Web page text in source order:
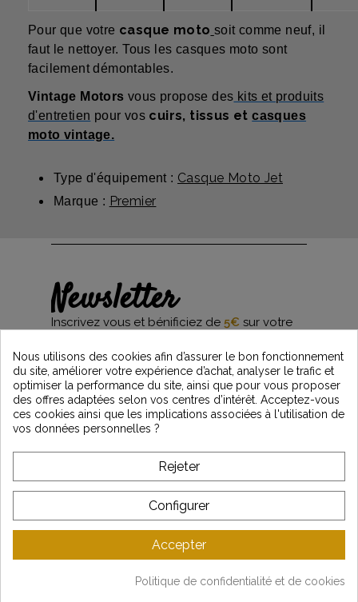
Pour que votre casque moto soit comme neuf, il
faut le nettoyer. Tous les casques moto sont
facilement démontables.
Vintage Motors vous propose des kits et produits
d'entretien pour vos cuirs, tissus etcasques
moto vintage.
Type d'équipement : Casque Moto Jet
Marque : Premier
Newsletter
Inscrivez vous et bénificiez de 5€ sur votre
et restez informés des dernières nouveautés
Vintage Motors
*Dès 99€ d'achat. En vous abonnant à notre newsletter, vous reconnaissez avoir pris
l'acceptez.
A PROPOS DE VINTAGE
SERVICE CLIENT
Gestion des données
Nous utilisons des cookies afin d’assurer le bon fonctionnement
du site, améliorer votre expérience d’achat, analyser le trafic et
optimiser la performance du site, ainsi que pour vous proposer
des offres adaptées selon vos centres d’intérêt. Acceptez-vous
ces cookies ainsi que les implications associées à l'utilisation de
vos données personnelles ?
Rejeter
Configurer
Accepter
Politique de confidentialité et de cookies